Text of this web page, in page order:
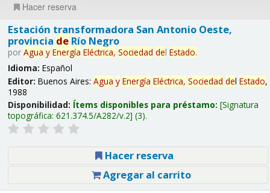
Hacer reserva
Estación transformadora San Antonio Oeste,
provincia deRío Negro
por Agua y Energía Eléctrica, Sociedad del Estado.
Idioma: Español
Editor: Buenos Aires: Agua y Energía Eléctrica, Sociedad del Estado,
1988
Disponibilidad: Ítems disponibles para préstamo: Signatura
topográfica: 621.374.5/A282/v.2 (3).
Hacer reserva
Agregar al carrito